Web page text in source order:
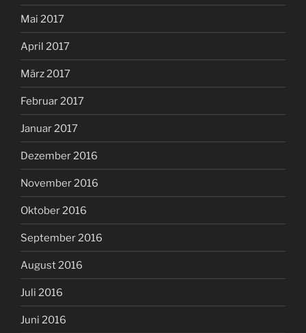
Mai 2017
April 2017
März 2017
Februar 2017
Januar 2017
Dezember 2016
November 2016
Oktober 2016
September 2016
August 2016
Juli 2016
Juni 2016